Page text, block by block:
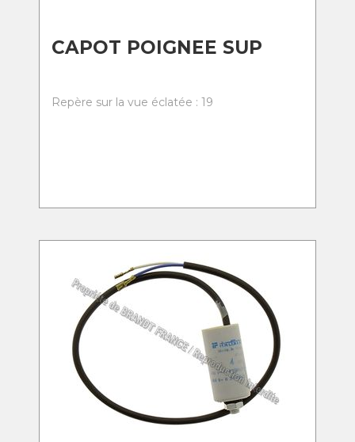
CAPOT POIGNEE SUP
Repère sur la vue éclatée : 19